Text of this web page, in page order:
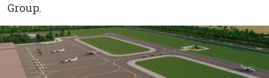
Group.